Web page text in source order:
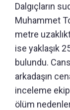
Dalgıçların
Muhammet
metre
ise yaklaşık
bulundu.
arkadaşın
inceleme
ölüm